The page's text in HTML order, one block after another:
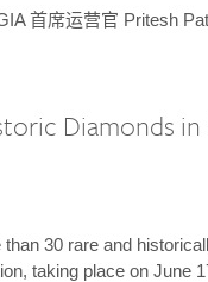
首席运营官 Pritesh
Diamonds
30 rare and
taking place on June